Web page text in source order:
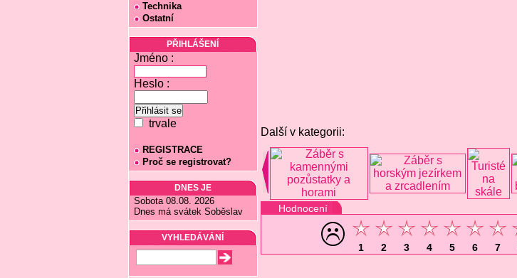
Technika
Ostatní
PŘIHLÁŠENÍ
Jméno :
Heslo :
trvale
REGISTRACE
Proč se registrovat?
DNES JE
Sobota 08.08. 2026
Dnes má svátek Soběslav
VYHLEDÁVÁNÍ
Další v kategorii:
Hodnocení
1 2 3 4 5 6 7